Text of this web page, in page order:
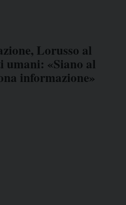
Lorusso al
umani: «Siano al
informazione»